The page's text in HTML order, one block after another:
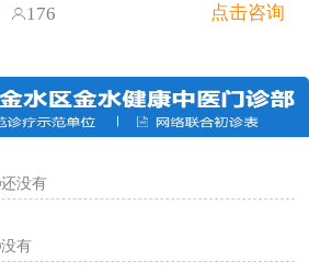
176 点击咨询
还没有
没有